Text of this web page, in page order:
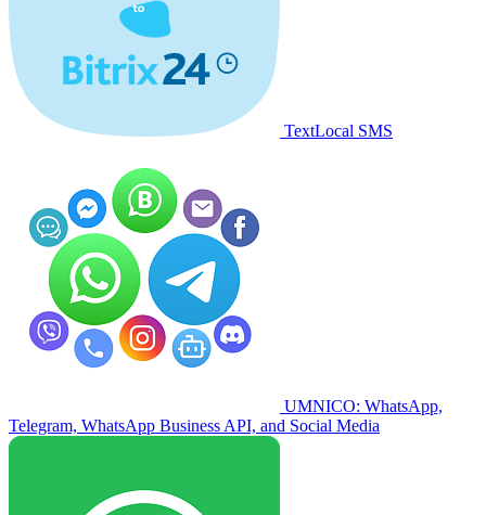
TextLocal SMS
UMNICO: WhatsApp,
Telegram, WhatsApp Business API, and Social Media